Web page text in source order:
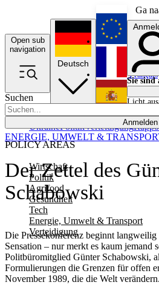
Ga
Open sub
navigation
Suchen
Anmelden
POLICY AREAS
Wirtschaft
Politik
Agrifood
Gesundheit
Tech
Energie, Umwelt & Transport
Verteidigung
UkrainePolitikVerteidigung
Deutsch
English
Français
Sie sind
Licht aus
Der Zettel des
Schabowski
Die Pressekonferenz beginnt
Sensation – nur merkt es kaum jemand
Politbüromitglied Günter Schabowski,
Formulierungen die Grenzen für offen
November 1989, die die Welt verändern.
ENERGIE, UMWELT &